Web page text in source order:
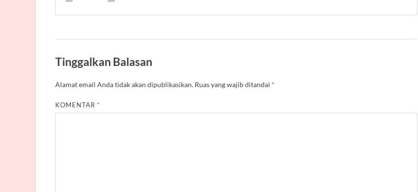
Tinggalkan Balasan
Alamat email Anda tidak akan dipublikasikan. Ruas yang wajib ditandai *
KOMENTAR *